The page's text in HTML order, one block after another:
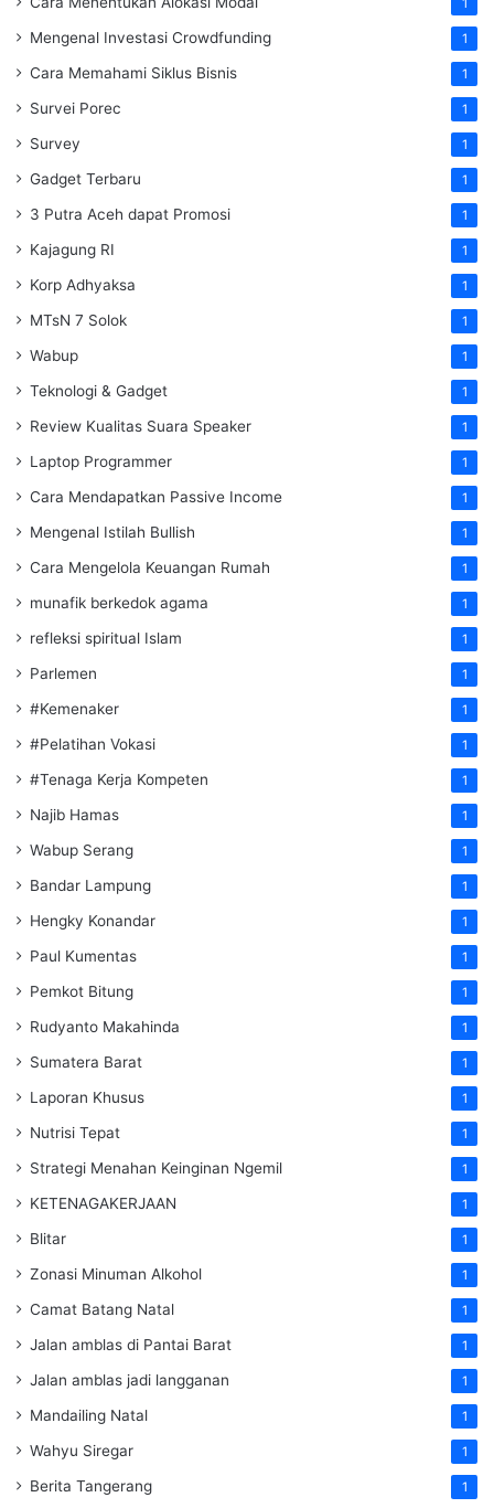
Mengenal Investasi Crowdfunding 1
Cara Memahami Siklus Bisnis 1
Survei Porec 1
Survey 1
Gadget Terbaru 1
3 Putra Aceh dapat Promosi 1
Kajagung RI 1
Korp Adhyaksa 1
MTsN 7 Solok 1
Wabup 1
Teknologi & Gadget 1
Review Kualitas Suara Speaker 1
Laptop Programmer 1
Cara Mendapatkan Passive Income 1
Mengenal Istilah Bullish 1
Cara Mengelola Keuangan Rumah 1
munafik berkedok agama 1
refleksi spiritual Islam 1
Parlemen 1
#Kemenaker 1
#Pelatihan Vokasi 1
#Tenaga Kerja Kompeten 1
Najib Hamas 1
Wabup Serang 1
Bandar Lampung 1
Hengky Konandar 1
Paul Kumentas 1
Pemkot Bitung 1
Rudyanto Makahinda 1
Sumatera Barat 1
Laporan Khusus 1
Nutrisi Tepat 1
Strategi Menahan Keinginan Ngemil 1
KETENAGAKERJAAN 1
Blitar 1
Zonasi Minuman Alkohol 1
Camat Batang Natal 1
Jalan amblas di Pantai Barat 1
Jalan amblas jadi langganan 1
Mandailing Natal 1
Wahyu Siregar 1
Berita Tangerang 1